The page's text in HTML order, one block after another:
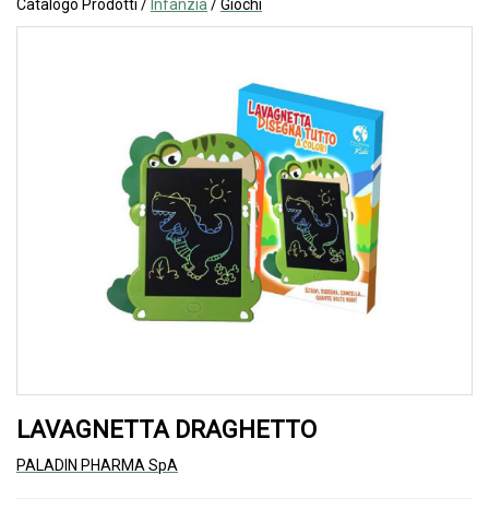
Catalogo Prodotti / Infanzia /Giochi
LAVAGNETTA DRAGHETTO
PALADIN PHARMA SpA